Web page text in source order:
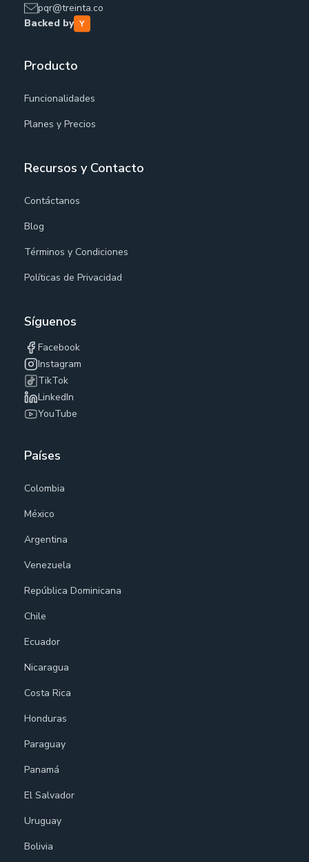
pqr@treinta.co
Backed by
Producto
Funcionalidades
Planes y Precios
Recursos y Contacto
Contáctanos
Blog
Términos y Condiciones
Políticas de Privacidad
Síguenos
Facebook
Instagram
TikTok
LinkedIn
YouTube
Países
Colombia
México
Argentina
Venezuela
República Dominicana
Chile
Ecuador
Nicaragua
Costa Rica
Honduras
Paraguay
Panamá
El Salvador
Uruguay
Bolivia